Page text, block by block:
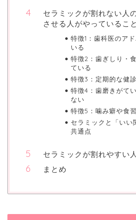
セラミックが割れない人
させる人がやっていること
特徴1：歯科医のア
いる
特徴2：歯ぎしり・
ている
特徴3：定期的な健
特徴4：歯磨きがて
ない
特徴5：噛み癖や食
セラミックと「いい
共通点
セラミックが割れやすい
まとめ